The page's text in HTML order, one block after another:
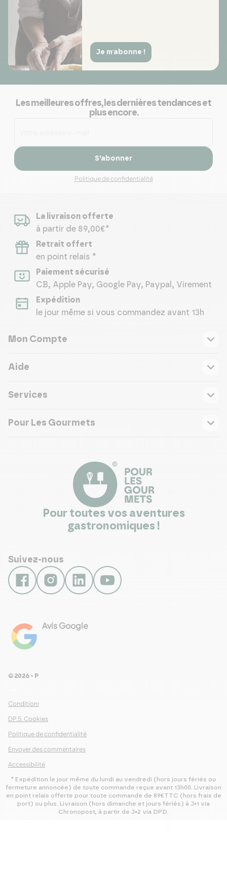
Je m'abonne !
Les meilleures offres, les dernières tendances et
plus encore.
S’abonner
Politique de confidentialité
La livraison offerte
à partir de 89,00€*
Retrait offert
en point relais *
Paiement sécurisé
CB, Apple Pay, Google Pay, Paypal, Virement
Expédition
le jour même si vous commandez avant 13h
Mon Compte
Aide
Services
Pour Les Gourmets
Pour toutes vos aventures
gastronomiques !
Suivez-nous
Avis Google
Conditions Générales de Ventes
DP.5. Cookies
Politique de confidentialité
Envoyer des commentaires
Accessibilité
© 2026 - Pour Les Gourmets
* Expédition le jour même du lundi au vendredi (hors jours fériés ou
fermeture annoncée) de toute commande reçue avant 13h00. Livraison
en point relais offerte pour toute commande de 89€TTC (hors frais de
port) ou plus. Livraison (hors dimanche et jours fériés) à J+1 via
Chronopost, à partir de J+2 via DPD.